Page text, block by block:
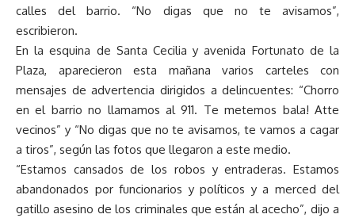
calles del barrio. “No digas que no te avisamos”,
escribieron.
En la esquina de Santa Cecilia y avenida Fortunato de la
Plaza, aparecieron esta mañana varios carteles con
mensajes de advertencia dirigidos a delincuentes: “Chorro
en el barrio no llamamos al 911. Te metemos bala! Atte
vecinos” y “No digas que no te avisamos, te vamos a cagar
a tiros”, según las fotos que llegaron a este medio.
“Estamos cansados de los robos y entraderas. Estamos
abandonados por funcionarios y políticos y a merced del
gatillo asesino de los criminales que están al acecho”, dijo a